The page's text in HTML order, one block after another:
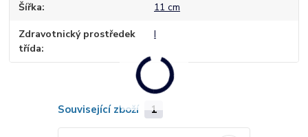
Šířka 11 cm
Zdravotnický prostředek
třída
I
Související zboží 1